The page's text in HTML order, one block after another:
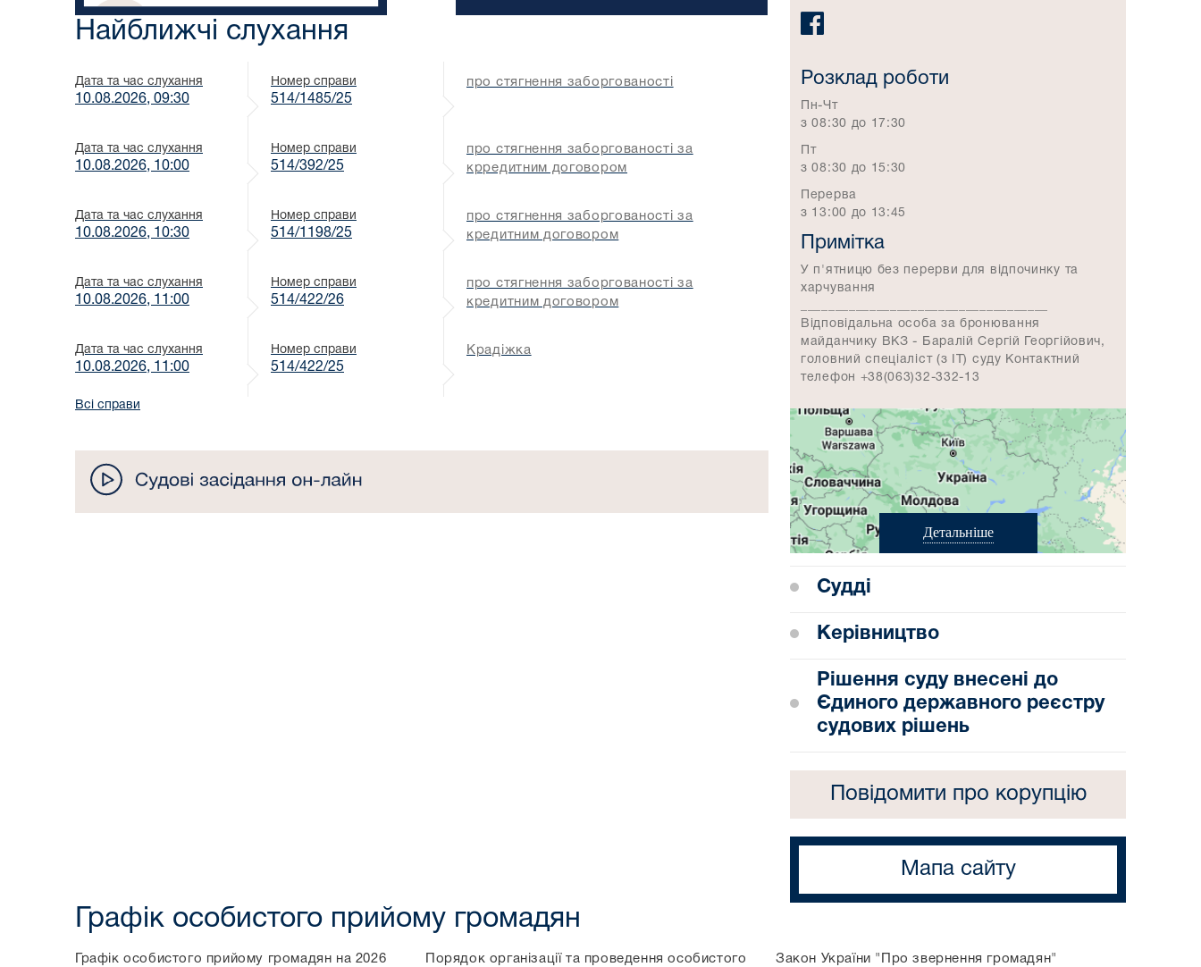
Найближчі слухання
Дата та час слухання
10.08.2026, 09:30
Номер справи
514/1485/25
про стягнення заборгованості
Дата та час слухання
10.08.2026, 10:00
Номер справи
514/392/25
про стягнення заборгованості за
крредитним договором
Дата та час слухання
10.08.2026, 10:30
Номер справи
514/1198/25
про стягнення заборгованості за
кредитним договором
Дата та час слухання
10.08.2026, 11:00
Номер справи
514/422/26
про стягнення заборгованості за
кредитним договором
Дата та час слухання
10.08.2026, 11:00
Номер справи
514/422/25
Крадіжка
Всі справи
Розклад роботи
Пн-Чт
з 08:30 до 17:30
Пт
з 08:30 до 15:30
Перерва
з 13:00 до 13:45
Примітка
У п'ятницю без перерви для відпочинку та
харчування
Відповідальна особа за бронювання
майданчику ВКЗ - Баралій Сергій Георгійович,
головний спеціаліст (з ІТ) суду Контактний
телефон +38(063)32-332-13
Детальніше
Судді
Керівництво
Рішення суду внесені до
Єдиного державного реєстру
судових рішень
Повідомити про корупцію
Мапа сайту
Графік особистого прийому громадян
Графік особистого прийому громадян на 2026
Порядок організації та проведення особистого
Закон України "Про звернення громадян"